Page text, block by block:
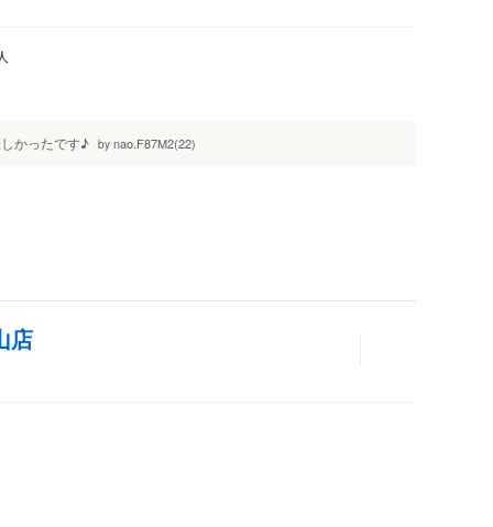
かったです♪ by nao.F87M2(22)
店